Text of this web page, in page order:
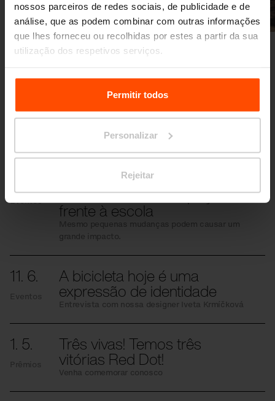
nossos parceiros de redes sociais, de publicidade e de
análise, que as podem combinar com outras informações
que lhes forneceu ou recolhidas por estes a partir da sua
utilização dos respetivos serviços.
Para mais informações, por favor visitePrinciples
Relating to the Processing Personal Data.
Permitir todos
Personalizar
Rejeitar
Anterior Seguinte
Mais novidades
Eventos
Os estudantes
transformaram o espaço em
frente à escola
Mesmo pequenas mudanças podem causar um
grande impacto.
11. 6.
Eventos
A bicicleta hoje é uma
expressão de identidade
Entrevista com nossa designer Iveta Krmíčková
1. 5.
Prêmios
Três vivas! Temos três
vitórias Red Dot!
Venha comemorar conosco